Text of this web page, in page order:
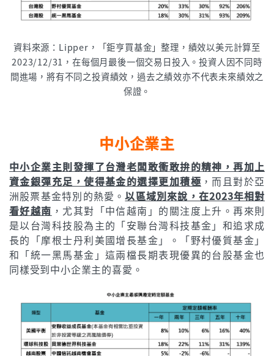
資料來源：Lipper，「鉅亨買基金」整理，績效以美元計算至
2023/12/31，在每個月最後一個交易日投入。投資人因不同時
間進場，將有不同之投資績效，過去之績效亦不代表未來績效之
保證。
中小企業主
中小企業主則發揮了台灣老闆敢衝敢拚的精神，再加上
資金銀彈充足，使得基金的選擇更加積極 ，而且對於亞
洲股票基金特別的熱愛。以區域別來說，在2023年相對
看好越南 ，尤其對「中信越南」的關注度上升。再來則
是以台灣科技股為主的「安聯台灣科技基金」和追求成
長的「摩根士丹利美國增長基金」。「野村優質基金」
和「統一黑馬基金」這兩檔長期表現優異的台股基金也
同樣受到中小企業主的喜愛。